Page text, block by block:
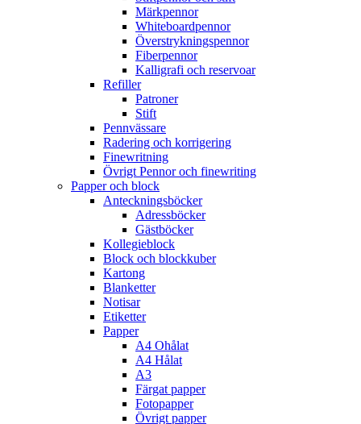
Märkpennor
Whiteboardpennor
Överstrykningspennor
Fiberpennor
Kalligrafi och reservoar
Refiller
Patroner
Stift
Pennvässare
Radering och korrigering
Finewritning
Övrigt Pennor och finewriting
Papper och block
Anteckningsböcker
Adressböcker
Gästböcker
Kollegieblock
Block och blockkuber
Kartong
Blanketter
Notisar
Etiketter
Papper
A4 Ohålat
A4 Hålat
A3
Färgat papper
Fotopapper
Övrigt papper